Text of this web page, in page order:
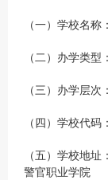
（一）学校名
（二）办学类
（三）办学层次
（四）学校代码
（五）学校地
警官职业学院